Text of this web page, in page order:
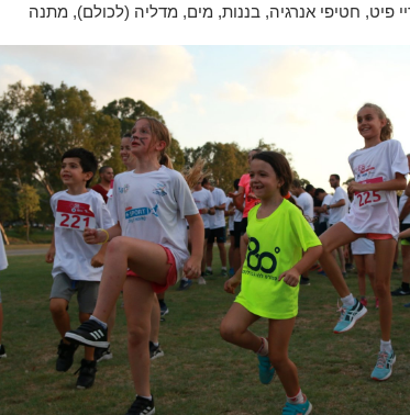
פיט, חטיפי אנרגיה, בננות, מים, מדליה (לכולם), מתנה